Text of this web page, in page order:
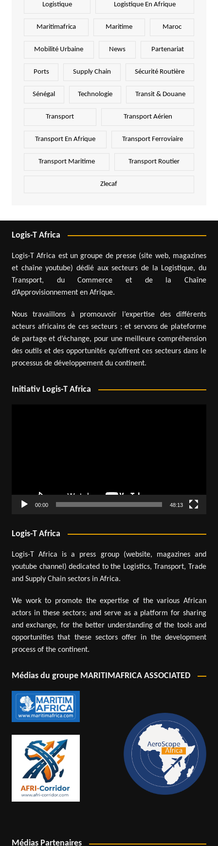
Logistique Logistique En Afrique
Maritimafrica Maritime Maroc
Mobilité Urbaine News Partenariat
Ports Supply Chain Sécurité Routière
Sénégal Technologie Transit & Douane
Transport Transport Aérien
Transport En Afrique Transport Ferroviaire
Transport Maritime Transport Routier
Zlecaf
Logis-T Africa
Logis-T Africa est un groupe de presse (site web, magazines
et chaîne youtube) dédié aux secteurs de la Logistique, du
Transport, du Commerce et de la Chaîne
d’Approvisionnement en Afrique.
Nous travaillons à promouvoir l’expertise des différents
acteurs africains de ces secteurs ; et servons de plateforme
de partage et d’échange, pour une meilleure compréhension
des outils et des opportunités qu’offrent ces secteurs dans le
processus de développement du continent.
Initiativ Logis-T Africa
00:00 48:13
Logis-T Africa
Logis-T Africa is a press group (website, magazines and
youtube channel) dedicated to the Logistics, Transport, Trade
and Supply Chain sectors in Africa.
We work to promote the expertise of the various African
actors in these sectors; and serve as a platform for sharing
and exchange, for the better understanding of the tools and
opportunities that these sectors offer in the development
process of the continent.
Médias du groupe MARITIMAFRICA ASSOCIATED
Médias Partenaires